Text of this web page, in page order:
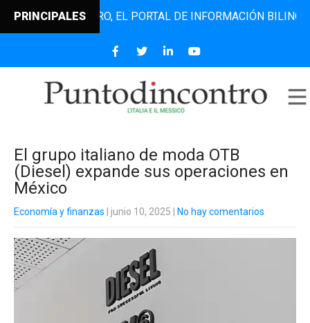
PRINCIPALES EL PORTAL DE INFORMACIÓN BILINGÜE
El grupo italiano de moda OTB
(Diesel) expande sus operaciones en
México
Economía y finanzas | junio 10, 2025 No hay comentarios